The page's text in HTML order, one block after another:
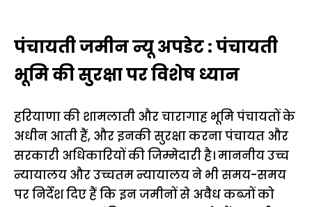
पंचायती जमीन न्यू अपडेट : पंचायती
भूमि की सुरक्षा पर विशेष ध्यान
हरियाणा की शामलाती और चारागाह भूमि पंचायतों के
अधीन आती हैं, और इनकी सुरक्षा करना पंचायत और
सरकारी अधिकारियों की जिम्मेदारी है। माननीय उच्च
न्यायालय और उच्चतम न्यायालय ने भी समय-समय
पर निर्देश दिए हैं कि इन जमीनों से अवैध कब्जों को